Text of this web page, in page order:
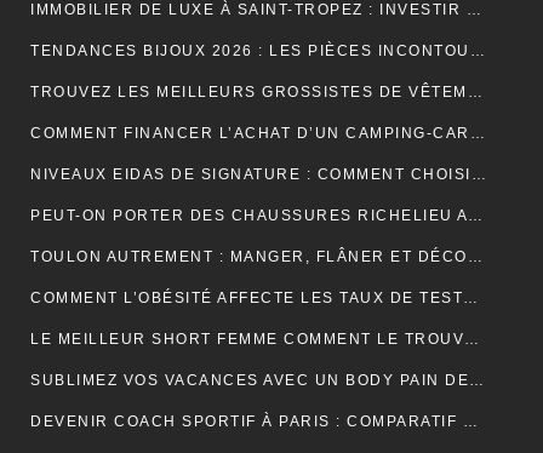
IMMOBILIER DE LUXE À SAINT-TROPEZ : INVESTIR DANS UN ART DE VIVRE
TENDANCES BIJOUX 2026 : LES PIÈCES INCONTOURNABLES À PORTER CETTE ANNÉE
TROUVEZ LES MEILLEURS GROSSISTES DE VÊTEMENTS PAT PATROUILLE POUR BOOSTER VOTRE ACTIVITÉ DE REVENTE RENTABLE
COMMENT FINANCER L’ACHAT D’UN CAMPING-CAR : CRÉDIT, LEASING OU PAIEMENT COMPTANT ?
NIVEAUX EIDAS DE SIGNATURE : COMMENT CHOISIR LE BON NIVEAU POUR SÉCURISER VOS DOCUMENTS
PEUT-ON PORTER DES CHAUSSURES RICHELIEU AVEC UN JEAN ?
TOULON AUTREMENT : MANGER, FLÂNER ET DÉCOUVRIR LES VRAIES BONNES ADRESSES
COMMENT L’OBÉSITÉ AFFECTE LES TAUX DE TESTOSTÉRONE ET LA LIBIDO MASCULINE
LE MEILLEUR SHORT FEMME COMMENT LE TROUVER RAPIDEMENT ET EFFICACEMENT
SUBLIMEZ VOS VACANCES AVEC UN BODY PAIN DE SUCRE PARFAIT POUR UN LOOK ÉLÉGANT EN VOYAGE
DEVENIR COACH SPORTIF À PARIS : COMPARATIF DES FORMATIONS CQP FITNESS